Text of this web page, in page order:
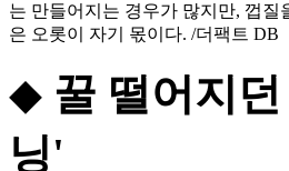
는 만들어지는 경우가 많지만, 껍
은 오롯이 자기 몫이다. /더팩트 DB
◆ 꿀 떨어지
닝'